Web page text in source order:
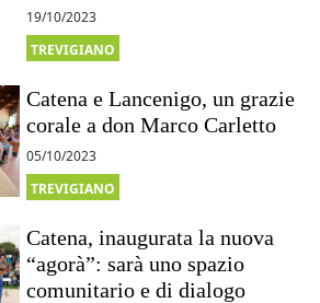
19/10/2023
TREVIGIANO
Catena e Lancenigo, un grazie
corale a don Marco Carletto
05/10/2023
TREVIGIANO
Catena, inaugurata la nuova
“agorà”: sarà uno spazio
comunitario e di dialogo